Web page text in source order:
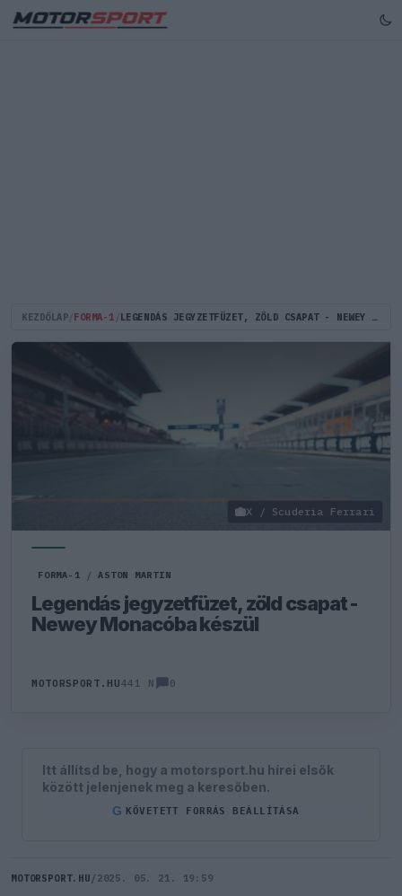
KEZDŐLAP FORMA-1 LEGENDÁS JEGYZETFÜZET, ZÖLD CSAPAT - NEWEY MONACÓBA KÉSZÜL
X / Scuderia Ferrari
FORMA-1 / ASTON MARTIN
Legendás jegyzetfüzet, zöld csapat -
Newey Monacóba készül
MOTORSPORT.HU441 N 0
Itt állítsd be, hogy a motorsport.hu hírei elsők
között jelenjenek meg a keresőben.
G KÖVETETT FORRÁS BEÁLLÍTÁSA
MOTORSPORT.HU / 2025. 05. 21. 19:59